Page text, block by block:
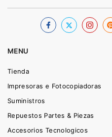
MENU
Tienda
Impresoras e Fotocopiadoras
Suministros
Repuestos Partes & Piezas
Accesorios Tecnologicos